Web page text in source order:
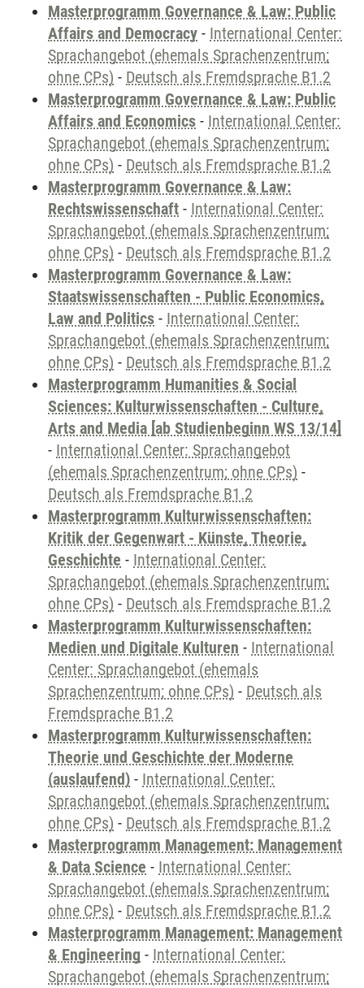
Masterprogramm Governance & Law: Public
Affairs and Democracy - International Center:
Sprachangebot (ehemals Sprachenzentrum;
ohne CPs) - Deutsch als Fremdsprache B1.2
Masterprogramm Governance & Law: Public
Affairs and Economics - International Center:
Sprachangebot (ehemals Sprachenzentrum;
ohne CPs) - Deutsch als Fremdsprache B1.2
Masterprogramm Governance & Law:
Rechtswissenschaft - International Center:
Sprachangebot (ehemals Sprachenzentrum;
ohne CPs) - Deutsch als Fremdsprache B1.2
Masterprogramm Governance & Law:
Staatswissenschaften - Public Economics,
Law and Politics - International Center:
Sprachangebot (ehemals Sprachenzentrum;
ohne CPs) - Deutsch als Fremdsprache B1.2
Masterprogramm Humanities & Social
Sciences: Kulturwissenschaften - Culture,
Arts and Media [ab Studienbeginn WS 13/14]
- International Center: Sprachangebot
(ehemals Sprachenzentrum; ohne CPs) -
Deutsch als Fremdsprache B1.2
Masterprogramm Kulturwissenschaften:
Kritik der Gegenwart - Künste, Theorie,
Geschichte - International Center:
Sprachangebot (ehemals Sprachenzentrum;
ohne CPs) - Deutsch als Fremdsprache B1.2
Masterprogramm Kulturwissenschaften:
Medien und Digitale Kulturen - International
Center: Sprachangebot (ehemals
Sprachenzentrum; ohne CPs) - Deutsch als
Fremdsprache B1.2
Masterprogramm Kulturwissenschaften:
Theorie und Geschichte der Moderne
(auslaufend) - International Center:
Sprachangebot (ehemals Sprachenzentrum;
ohne CPs) - Deutsch als Fremdsprache B1.2
Masterprogramm Management: Management
& Data Science - International Center:
Sprachangebot (ehemals Sprachenzentrum;
ohne CPs) - Deutsch als Fremdsprache B1.2
Masterprogramm Management: Management
& Engineering - International Center:
Sprachangebot (ehemals Sprachenzentrum;